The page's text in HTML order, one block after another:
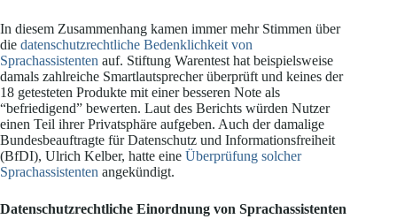
In diesem Zusammenhang kamen immer mehr Stimmen über
die datenschutzrechtliche Bedenklichkeit von
Sprachassistenten auf. Stiftung Warentest hat beispielsweise
damals zahlreiche Smartlautsprecher überprüft und keines der
18 getesteten Produkte mit einer besseren Note als
“befriedigend” bewerten. Laut des Berichts würden Nutzer
einen Teil ihrer Privatsphäre aufgeben. Auch der damalige
Bundesbeauftragte für Datenschutz und Informationsfreiheit
(BfDI), Ulrich Kelber, hatte eine Überprüfung solcher
Sprachassistenten angekündigt.
Datenschutzrechtliche Einordnung von Sprachassistenten